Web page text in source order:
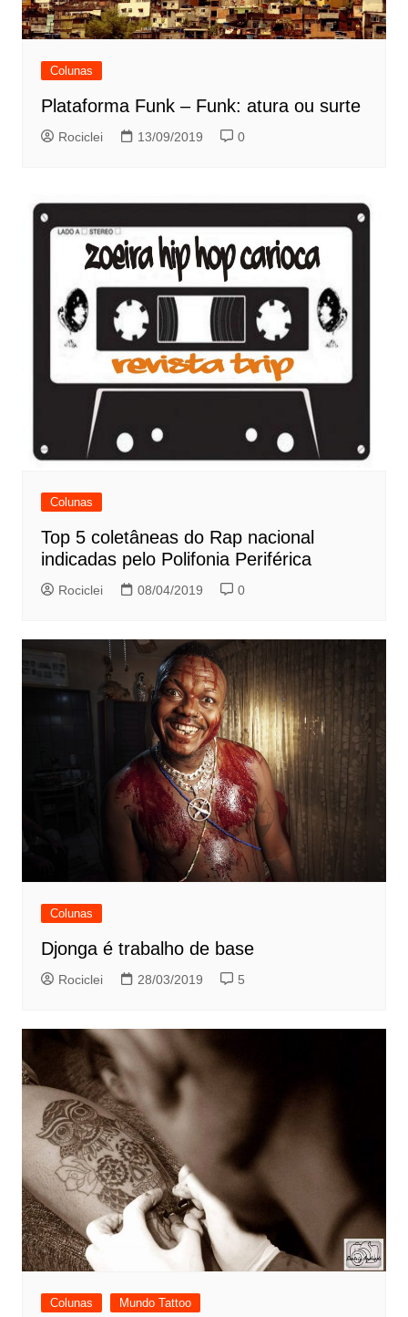
Colunas
Plataforma Funk – Funk: atura ou surte
Rociclei 13/09/2019 0
Colunas
Top 5 coletâneas do Rap nacional
indicadas pelo Polifonia Periférica
Rociclei 08/04/2019 0
Colunas
Djonga é trabalho de base
Rociclei 28/03/2019 5
Colunas Mundo Tattoo